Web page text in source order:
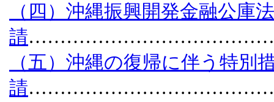
（四）沖縄振興開発金融公庫
請
（五）沖縄の復帰に伴う特別
請